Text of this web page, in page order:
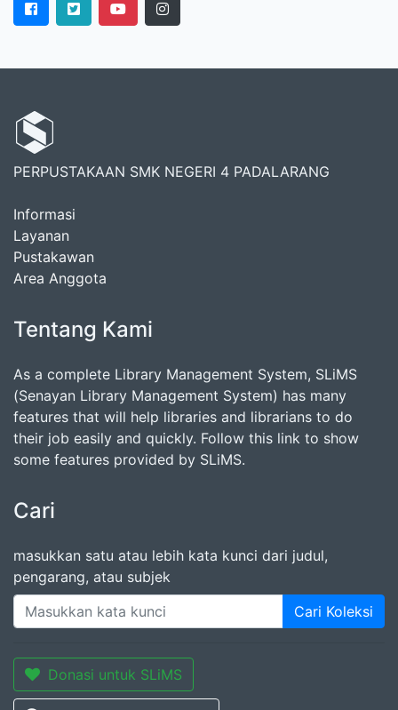
PERPUSTAKAAN SMK NEGERI 4 PADALARANG
Informasi
Layanan
Pustakawan
Area Anggota
Tentang Kami
As a complete Library Management System, SLiMS
(Senayan Library Management System) has many
features that will help libraries and librarians to do
their job easily and quickly. Follow this link to show
some features provided by SLiMS.
Cari
masukkan satu atau lebih kata kunci dari judul,
pengarang, atau subjek
Cari Koleksi
Donasi untuk SLiMS